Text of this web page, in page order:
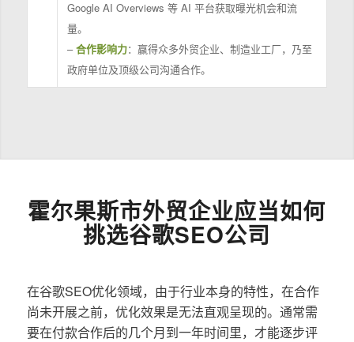
Google AI Overviews 等 AI 平台获取曝光机会和流
量。
–合作影响力：赢得众多外贸企业、制造业工厂，乃至
政府单位及顶级公司沟通合作。
霍尔果斯市外贸企业应当如何
挑选谷歌SEO公司
在谷歌SEO优化领域，由于行业本身的特性，在合作
尚未开展之前，优化效果是无法直观呈现的。通常需
要在付款合作后的几个月到一年时间里，才能逐步评